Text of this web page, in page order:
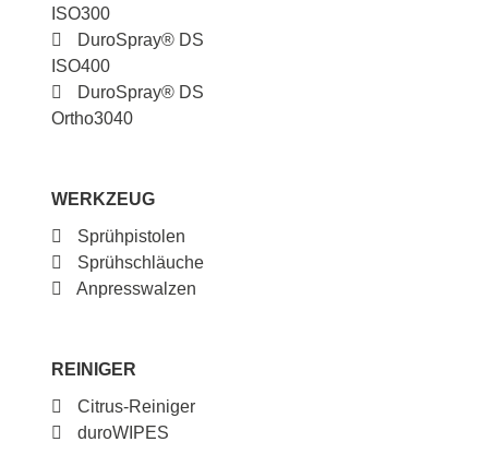
ISO300
DuroSpray® DS
ISO400
DuroSpray® DS
Ortho3040
WERKZEUG
Sprühpistolen
Sprühschläuche
Anpresswalzen
REINIGER
Citrus-Reiniger
duroWIPES